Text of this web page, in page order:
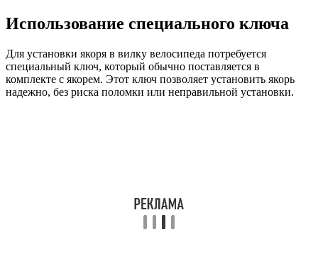
Использование специального ключа
Для установки якоря в вилку велосипеда потребуется
специальный ключ, который обычно поставляется в
комплекте с якорем. Этот ключ позволяет установить якорь
надежно, без риска поломки или неправильной установки.